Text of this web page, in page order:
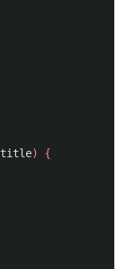
title)
{